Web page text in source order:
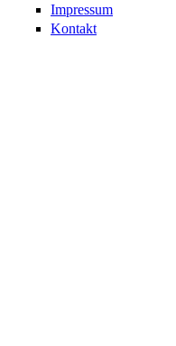
Impressum
Kontakt